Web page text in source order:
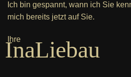
Ich bin gespannt, wann ich Sie
mich bereits jetzt auf Sie.
Ihre
InaLiebau